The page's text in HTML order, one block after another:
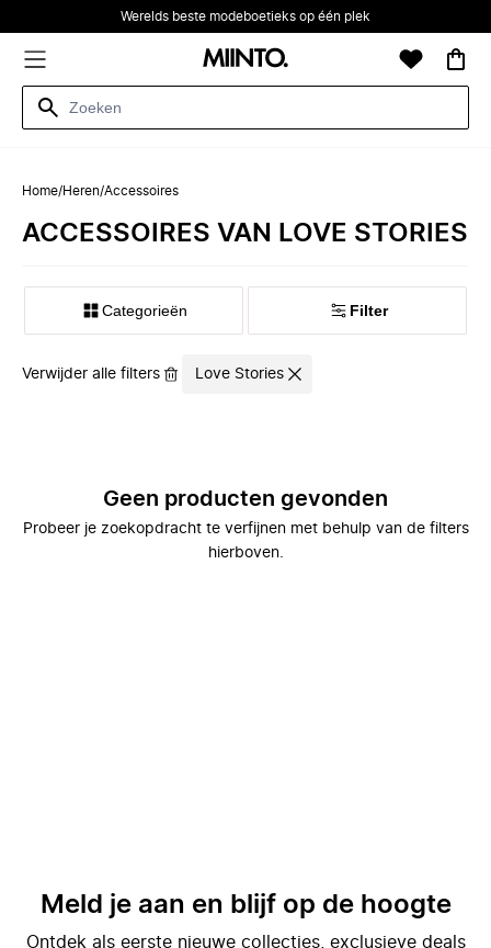
Werelds beste modeboetieks op één plek
Home/Heren/Accessoires
ACCESSOIRES VAN LOVE STORIES
Categorieën Filter
Verwijder alle filters Love Stories
Geen producten gevonden
Probeer je zoekopdracht te verfijnen met behulp van de filters
hierboven.
Meld je aan en blijf op de hoogte
Ontdek als eerste nieuwe collecties, exclusieve deals